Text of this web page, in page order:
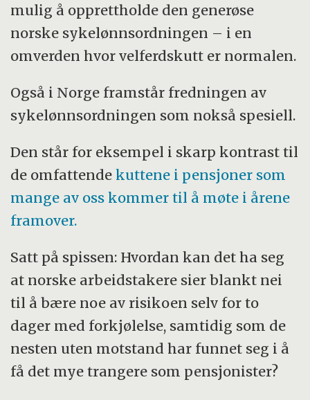
mulig å opprettholde den generøse
norske sykelønnsordningen – i en
omverden hvor velferdskutt er normalen.
Også i Norge framstår fredningen av
sykelønnsordningen som nokså spesiell.
Den står for eksempel i skarp kontrast til
de omfattendekuttene i pensjoner som
mange av oss kommer til å møte i årene
framover.
Satt på spissen: Hvordan kan det ha seg
at norske arbeidstakere sier blankt nei
til å bære noe av risikoen selv for to
dager med forkjølelse, samtidig som de
nesten uten motstand har funnet seg i å
få det mye trangere som pensjonister?